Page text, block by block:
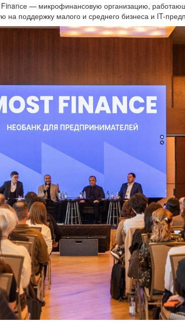
— микрофинансовую организацию,
на поддержку малого и среднего бизнеса и IT-